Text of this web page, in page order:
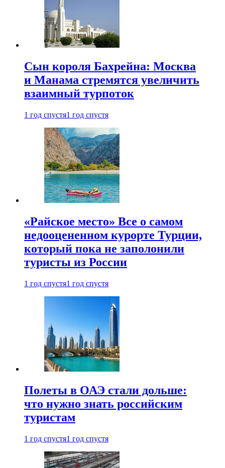
Сын короля Бахрейна: Москва
и Манама стремятся увеличить
взаимный турпоток
1 год спустя1 год спустя
«Райское место» Все о самом
недооцененном курорте Турции,
который пока не заполонили
туристы из России
1 год спустя1 год спустя
Полеты в ОАЭ стали дольше:
что нужно знать российским
туристам
1 год спустя1 год спустя